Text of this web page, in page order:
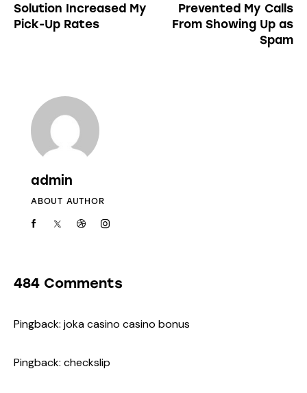
Solution Increased My
Pick-Up Rates
Prevented My Calls
From Showing Up as
Spam
admin
ABOUT AUTHOR
484 Comments
Pingback: joka casino casino bonus
Pingback: checkslip